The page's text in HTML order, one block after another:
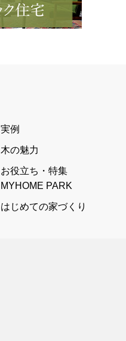
実例
木の魅力
お役立ち・特集
MYHOME PARK
はじめての家づくり